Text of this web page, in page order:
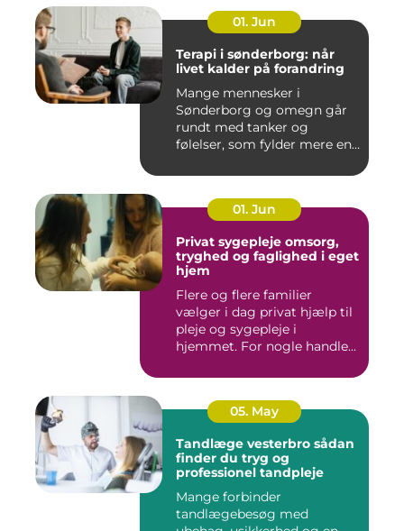
01. Jun
Terapi i sønderborg: når
livet kalder på forandring
Mange mennesker i
Sønderborg og omegn går
rundt med tanker og
følelser, som fylder mere end
01. Jun
Privat sygepleje omsorg,
tryghed og faglighed i eget
hjem
Flere og flere familier
vælger i dag privat hjælp til
pleje og sygepleje i
hjemmet. For nogle handle...
05. May
Tandlæge vesterbro sådan
finder du tryg og
professionel tandpleje
Mange forbinder
tandlægebesøg med